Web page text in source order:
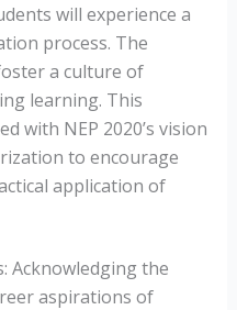
will experience a
process. The
a culture of
learning. This
with NEP 2020’s vision
to encourage
application of
Acknowledging the
aspirations of